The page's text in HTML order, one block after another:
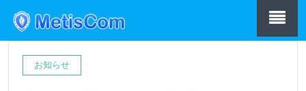
お知らせ